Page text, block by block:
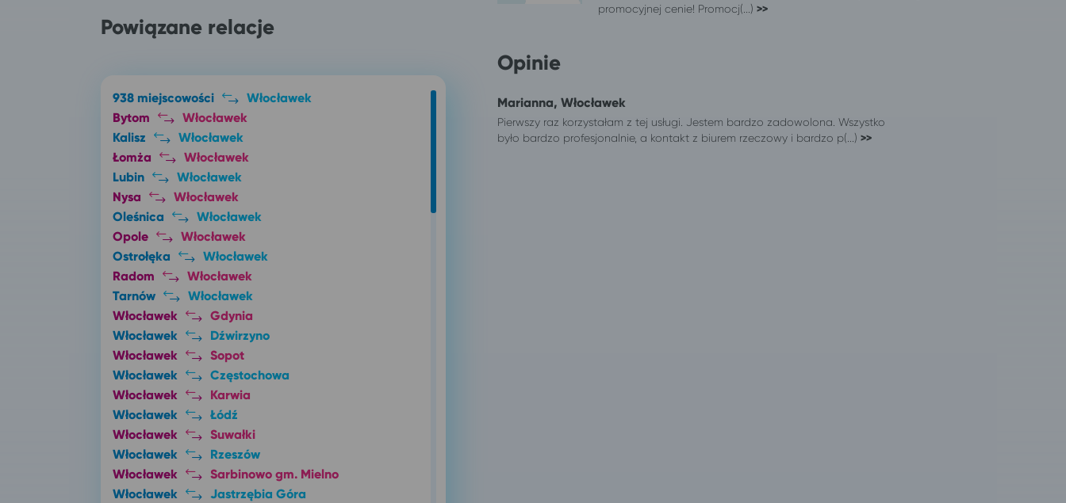
Powiązane relacje
938 miejscowości
Włocławek
Bytom
Włocławek
Kalisz
Włocławek
Łomża
Włocławek
Lubin
Włocławek
Nysa
Włocławek
Oleśnica
Włocławek
Opole
Włocławek
Ostrołęka
Włocławek
Radom
Włocławek
Tarnów
Włocławek
Włocławek
Gdynia
Włocławek
Dźwirzyno
Włocławek
Sopot
Włocławek
Częstochowa
Włocławek
Karwia
Włocławek
Łódź
Włocławek
Suwałki
Włocławek
Rzeszów
Włocławek
Sarbinowo gm. Mielno
Włocławek
Jastrzębia Góra
promocyjnej cenie! Promocj(...) >>
Opinie
Marianna, Włocławek
Pierwszy raz korzystałam z tej usługi. Jestem bardzo zadowolona. Wszystko
było bardzo profesjonalnie, a kontakt z biurem rzeczowy i bardzo p(...) >>